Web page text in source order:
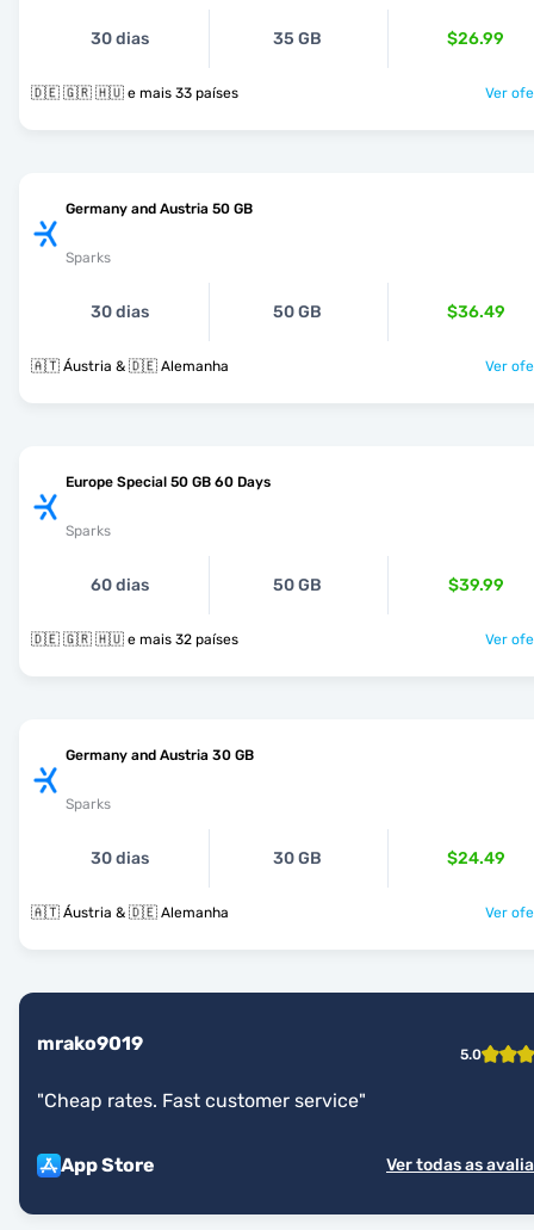
30 dias 35 GB $26.99
🇩🇪 🇬🇷 🇭🇺 e mais 33 países Ver
Germany and Austria 50 GB
Sparks
30 dias 50 GB $36.49
🇦🇹 Áustria & 🇩🇪 Alemanha Ver
Europe Special 50 GB 60 Days
Sparks
60 dias 50 GB $39.99
🇩🇪 🇬🇷 🇭🇺 e mais 32 países Ver
Germany and Austria 30 GB
Sparks
30 dias 30 GB $24.49
🇦🇹 Áustria & 🇩🇪 Alemanha Ver
mrako9019 5.0
"Cheap rates. Fast customer service"
App Store Ver todas as